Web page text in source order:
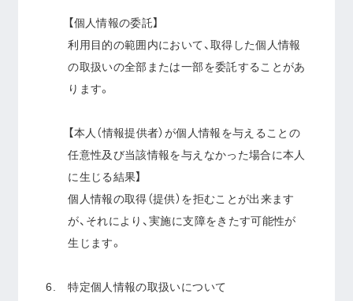
【個人情報の委託】
利用目的の範囲内において、取得した個人情報
の取扱いの全部または一部を委託することがあ
ります。
【本人（情報提供者）が個人情報を与えることの
任意性及び当該情報を与えなかった場合に本人
に生じる結果】
個人情報の取得（提供）を拒むことが出来ます
が、それにより、実施に支障をきたす可能性が
生じます。
特定個人情報の取扱いについて